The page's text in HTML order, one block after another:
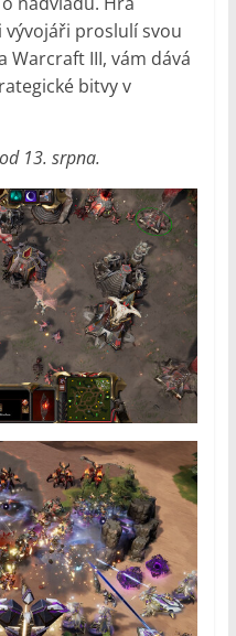
proslulí svou
Warcraft III, vám dává
bitvy v
13. srpna.